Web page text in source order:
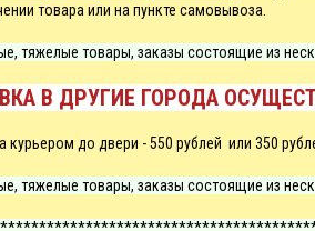
товара или на пункте самовывоза.
тяжелые товары, заказы состоящие из
В ДРУГИЕ ГОРОДА
курьером до двери -550 рублей или 350
тяжелые товары, заказы состоящие из